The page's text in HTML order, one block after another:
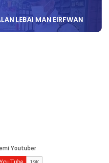
LEBAI MAN EIRFWAN